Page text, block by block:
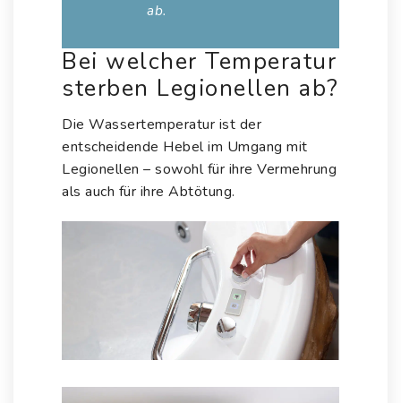
ab.
Bei welcher Temperatur
sterben Legionellen ab?
Die Wassertemperatur ist der
entscheidende Hebel im Umgang mit
Legionellen – sowohl für ihre Vermehrung
als auch für ihre Abtötung.
in Whirlpools und Klimaanlagen